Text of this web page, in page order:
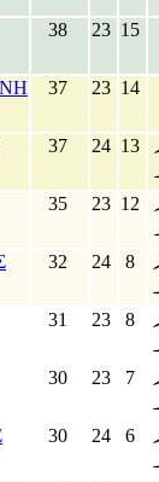
38 23 15
37 23 14
37 24 13
35 23 12
32 24 8
31 23 8
30 23 7
30 24 6